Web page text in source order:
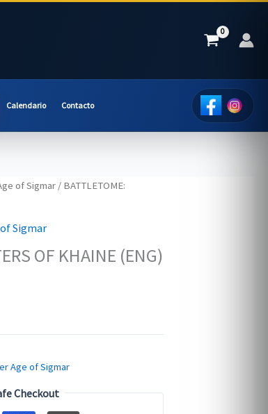
Calendario Contacto
of Sigmar/ BATTLETOME:
Sigmar
OF KHAINE (ENG)
Age of Sigmar
Checkout